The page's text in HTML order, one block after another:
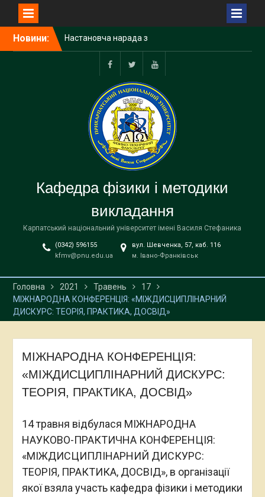
Новини:
Настановча нарада з
виробничої та навчально-
ознайомчої практик
Перший етап захисту
робіт Малої академії наук
Учні Делятинського ліцею
завітали з екскурсією на
фізико-технічний
факультет
FacebookTwitter Youtube
Кафедра фізики і методики
викладання
Карпатський національний університет імені Василя Стефаника
(0342) 596155
kfmv@pnu.edu.ua
вул. Шевченка, 57, каб. 116
м. Івано-Франківськ
Головна 2021 Травень
17
МІЖНАРОДНА КОНФЕРЕНЦІЯ: «МІЖДИСЦИПЛІНАРНИЙ
ДИСКУРС: ТЕОРІЯ, ПРАКТИКА, ДОСВІД»
МІЖНАРОДНА КОНФЕРЕНЦІЯ:
«МІЖДИСЦИПЛІНАРНИЙ ДИСКУРС:
ТЕОРІЯ, ПРАКТИКА, ДОСВІД»
14 травня відбулася МІЖНАРОДНА
НАУКОВО-ПРАКТИЧНА КОНФЕРЕНЦІЯ:
«МІЖДИСЦИПЛІНАРНИЙ ДИСКУРС:
ТЕОРІЯ, ПРАКТИКА, ДОСВІД», в організації
якої взяла участь кафедра фізики і методики